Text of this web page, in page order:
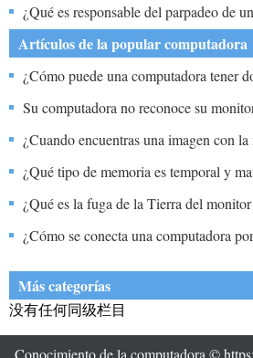
¿Qué es responsable del parpadeo de
Artículos de la popular computadora
¿Cómo puede una computadora tener
Su computadora no reconoce su
¿Cuando encuentras una imagen con
pantalla, siempre aparece borrosa en el
¿Qué tipo de memoria es temporal y
monitor?
¿Qué es la fuga de la Tierra del
¿Cómo se conecta una computadora
pantalla?
Más categorías
没有任何同级栏目
Conocimiento de la computadora ©